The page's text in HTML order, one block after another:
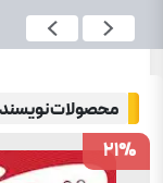
محصولات
21%
21%